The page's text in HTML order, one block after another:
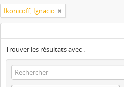
Ikonicoff, Ignacio
Trouver les résultats avec :